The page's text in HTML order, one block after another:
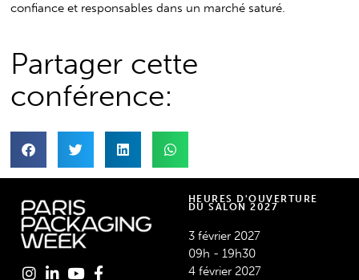
confiance et responsables dans un marché saturé.
Partager cette
conférence:
HEURES D'OUVERTURE
DU SALON 2027
3 février 2027
09h - 19h30
4 février 2027